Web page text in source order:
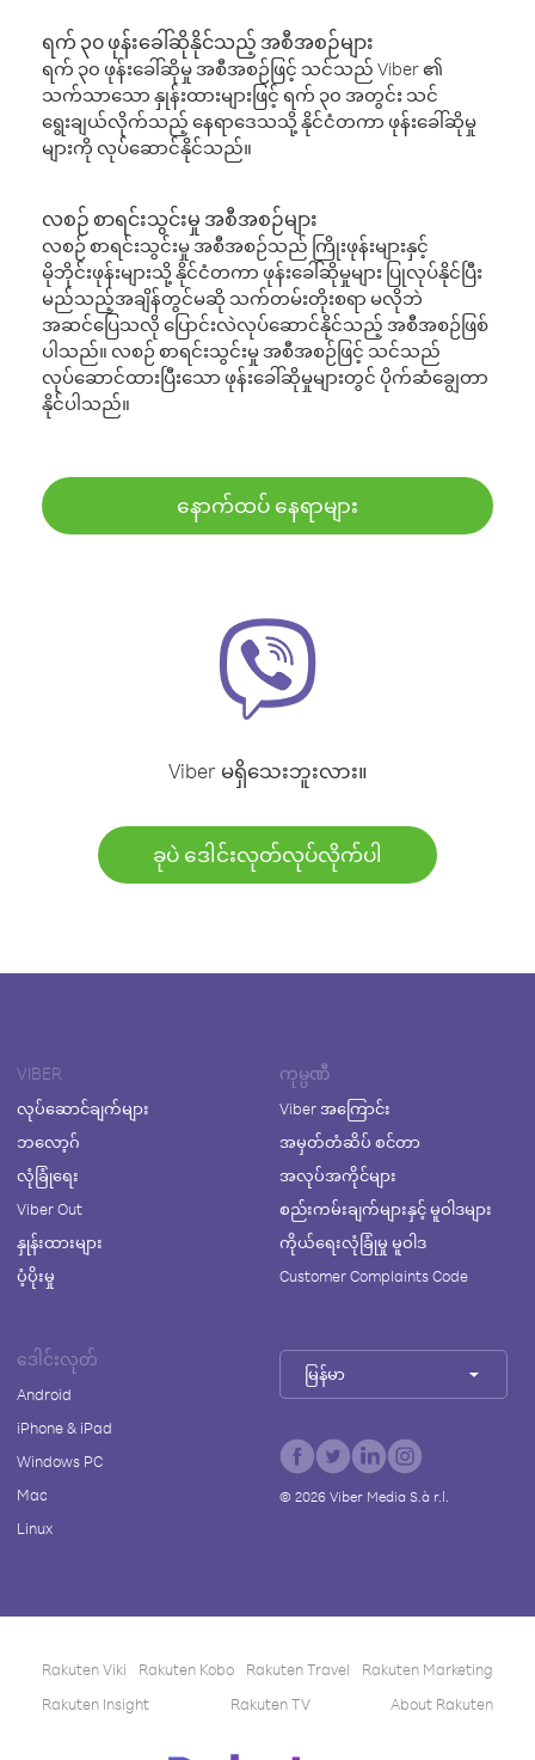
ရက် ၃၀ ဖုန်းခေါ်ဆိုနိုင်သည့် အစီအစဉ်များ
ရက် ၃၀ ဖုန်းခေါ်ဆိုမှု အစီအစဉ်ဖြင့် သင်သည် Viber ၏
သက်သာသော နှုန်းထားများဖြင့် ရက် ၃၀ အတွင်း သင်
ရွေးချယ်လိုက်သည့် နေရာဒေသသို့ နိုင်ငံတကာ ဖုန်းခေါ်ဆိုမှု
များကို လုပ်ဆောင်နိုင်သည်။
လစဉ် စာရင်းသွင်းမှု အစီအစဉ်များ
လစဉ် စာရင်းသွင်းမှု အစီအစဉ်သည် ကြိုးဖုန်းများနှင့်
မိုဘိုင်းဖုန်းများသို့ နိုင်ငံတကာ ဖုန်းခေါ်ဆိုမှုများ ပြုလုပ်နိုင်ပြီး
မည်သည့်အချိန်တွင်မဆို သက်တမ်းတိုးစရာ မလိုဘဲ
အဆင်ပြေသလို ပြောင်းလဲလုပ်ဆောင်နိုင်သည့် အစီအစဉ်ဖြစ်
ပါသည်။ လစဉ် စာရင်းသွင်းမှု အစီအစဉ်ဖြင့် သင်သည်
လုပ်ဆောင်ထားပြီးသော ဖုန်းခေါ်ဆိုမှုများတွင် ပိုက်ဆံချွေတာ
နိုင်ပါသည်။
နောက်ထပ် နေရာများ
Viber မရှိသေးဘူးလား။
ခုပဲ ဒေါင်းလုတ်လုပ်လိုက်ပါ
VIBER
လုပ်ဆောင်ချက်များ
ဘလော့ဂ်
လုံခြုံရေး
Viber Out
နှုန်းထားများ
ပံ့ပိုးမှု
ကုမ္ပဏီ
Viber အကြောင်း
အမှတ်တံဆိပ် စင်တာ
အလုပ်အကိုင်များ
စည်းကမ်းချက်များနှင့် မူဝါဒများ
ကိုယ်ရေးလုံခြုံမှု မူဝါဒ
Customer Complaints Code
ဒေါင်းလုတ်
Android
iPhone & iPad
Windows PC
Mac
Linux
မြန်မာ
© 2026Viber Media S.à r.l.
Rakuten Viki Rakuten Kobo Rakuten Travel
Rakuten Marketing
Rakuten Insight
Rakuten TV About Rakuten